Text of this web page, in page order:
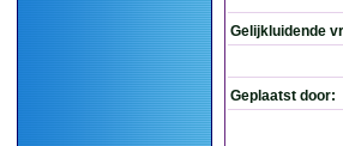
Gelijkluidende
Geplaatst door: